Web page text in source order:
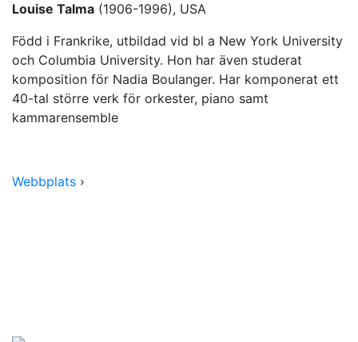
Louise Talma (1906-1996), USA
Född i Frankrike, utbildad vid bl a New York University
och Columbia University. Hon har även studerat
komposition för Nadia Boulanger. Har komponerat ett
40-tal större verk för orkester, piano samt
kammarensemble
Webbplats ›